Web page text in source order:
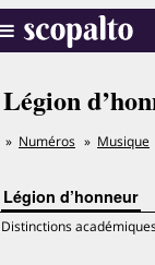
Légion
Numéros Musique
Légion d’honneur
Distinctions